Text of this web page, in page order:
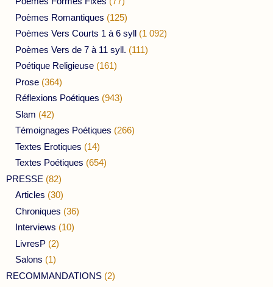
Poèmes Romantiques (125)
Poèmes Vers Courts 1 à 6 syll (1 092)
Poèmes Vers de 7 à 11 syll. (111)
Poétique Religieuse (161)
Prose (364)
Réflexions Poétiques (943)
Slam (42)
Témoignages Poétiques (266)
Textes Erotiques (14)
Textes Poétiques (654)
PRESSE (82)
Articles (30)
Chroniques (36)
Interviews (10)
LivresP (2)
Salons (1)
RECOMMANDATIONS (2)